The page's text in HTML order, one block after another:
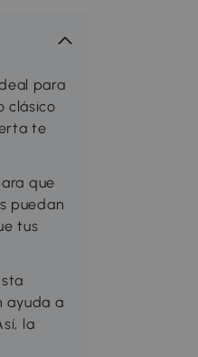
para
clásico
te
que
puedan
tus
ayuda a
la